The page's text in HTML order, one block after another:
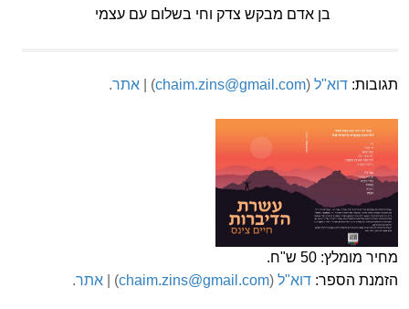
בן אדם מבקש צדק וחי בשלום עם עצמי
תגובות: דוא"ל (
chaim.zins@gmail.com
) | אתר.
מחיר מומלץ: 50 ש"ח.
הזמנת הספר: דוא"ל (
chaim.zins@gmail.com
) | אתר.